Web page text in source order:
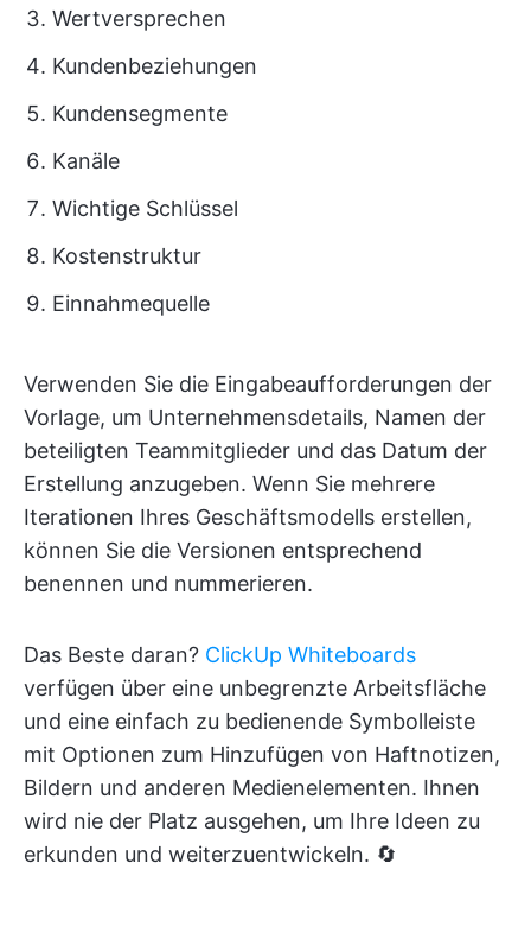
Wertversprechen
Kundenbeziehungen
Kundensegmente
Kanäle
Wichtige Schlüssel
Kostenstruktur
Einnahmequelle
Verwenden Sie die Eingabeaufforderungen der
Vorlage, um Unternehmensdetails, Namen der
beteiligten Teammitglieder und das Datum der
Erstellung anzugeben. Wenn Sie mehrere
Iterationen Ihres Geschäftsmodells erstellen,
können Sie die Versionen entsprechend
benennen und nummerieren.
Das Beste daran? ClickUp Whiteboards
verfügen über eine unbegrenzte Arbeitsfläche
und eine einfach zu bedienende Symbolleiste
mit Optionen zum Hinzufügen von Haftnotizen,
Bildern und anderen Medienelementen. Ihnen
wird nie der Platz ausgehen, um Ihre Ideen zu
erkunden und weiterzuentwickeln. 🔄